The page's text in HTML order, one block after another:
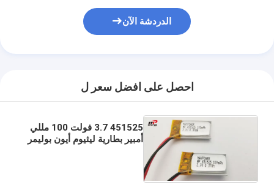
الدردشة الآن
احصل على افضل سعر ل
451525 3.7 فولت 100 مللي
أمبير بطارية ليثيوم أيون بوليمر